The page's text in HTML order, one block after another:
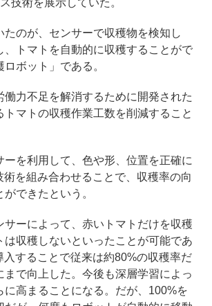
技術を展示していた。
のが、センサーで収穫物を検知し
、トマトを自動的に収穫することがで
ボット」である。
力不足を解消するために開発された
トマトの収穫作業工数を削減すること
を利用して、色や形、位置を正確に
術を組み合わせることで、収穫率の向
ができたという。
ーによって、赤いトマトだけを収穫
は収穫しないといったことが可能であ
入することで従来は約80%の収穫率だ
まで向上した。今後も深層学習によっ
に高まることになる。だが、100%を